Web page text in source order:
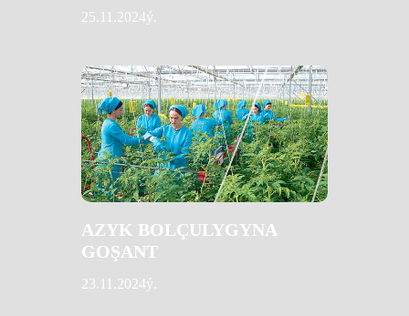
25.11.2024ý.
AZYK BOLÇULYGYNA
GOŞANT
23.11.2024ý.